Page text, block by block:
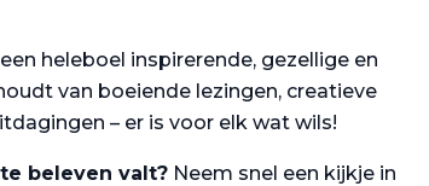
heleboel inspirerende, gezellige en
van boeiende lezingen, creatieve
– er is voor elk wat wils!
beleven valt? Neem snel een kijkje in